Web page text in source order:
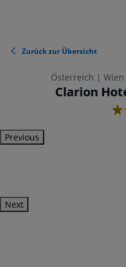
Zurück zur Übersicht
Österreich |
Clarion
4
Previous
Next